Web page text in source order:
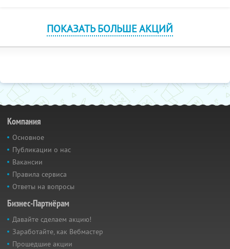
ПОКАЗАТЬ БОЛЬШЕ АКЦИЙ
Компания
Основное
Публикации о нас
Вакансии
Правила сервиса
Ответы на вопросы
Бизнес-Партнёрам
Давайте сделаем акцию!
Заработайте, как Вебмастер
Прошедшие акции